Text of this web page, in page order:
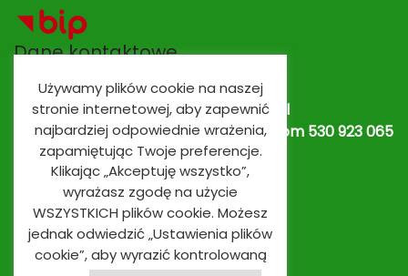
Dane kontaktowe
Adres e-mail:spobrowo@spobrowo.pl
Nr telefonu / fax:(56) 674 70 30 tel. kom 530 923 065
530 923 839Oddziały przedszkolne
Używamy plików cookie na naszej
stronie internetowej, aby zapewnić
najbardziej odpowiednie wrażenia,
zapamiętując Twoje preferencje.
Klikając „Akceptuję wszystko”,
wyrażasz zgodę na użycie
WSZYSTKICH plików cookie. Możesz
jednak odwiedzić „Ustawienia plików
cookie”, aby wyrazić kontrolowaną